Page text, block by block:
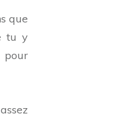
que
tu y
pour